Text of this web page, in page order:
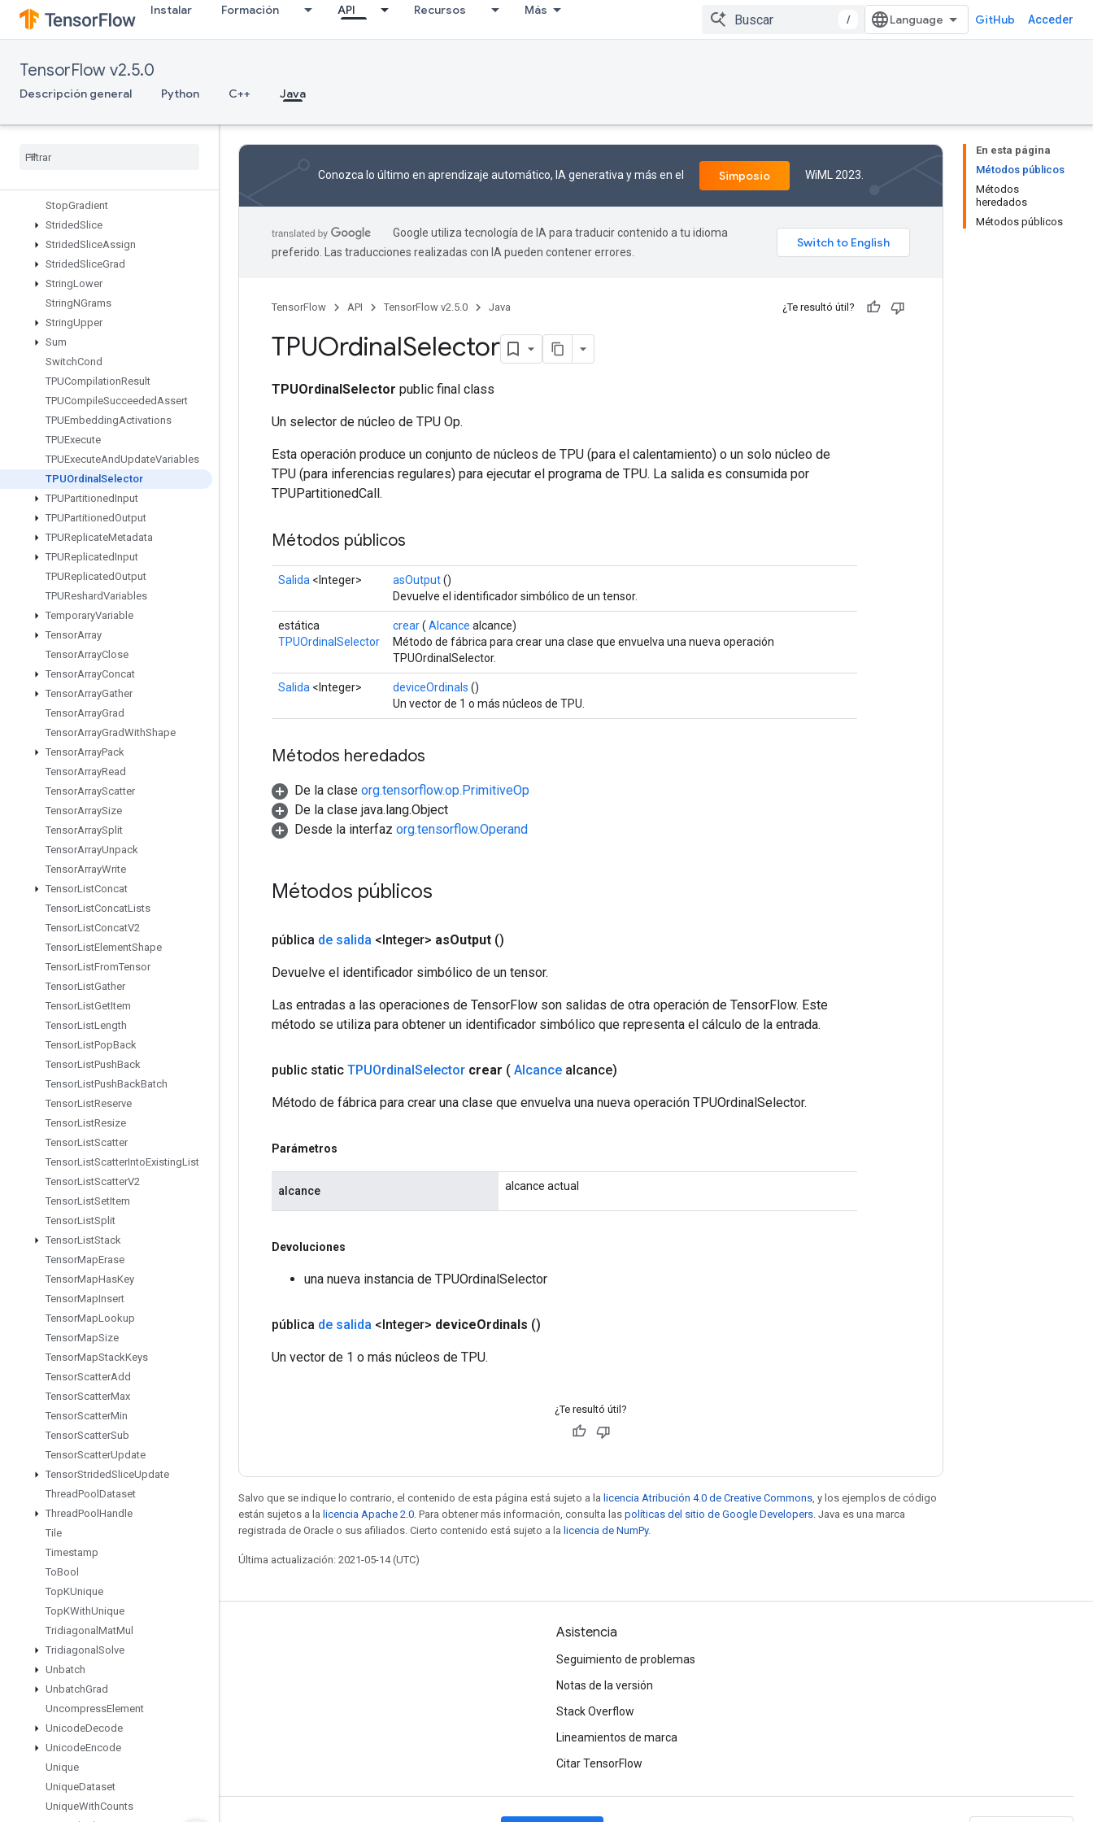
Instalar Formación API Recursos Más
/ GitHub Acceder
TensorFlow v2.5.0
Descripción general Python C++ Java
StatelessRandomUniformFullInt
StatelessRandomUniformFullIntV
2
StatelessRandomUniformIntV2
Stateless SampleDistorted
Stats
StopGradient
StridedSlice
StridedSliceAssign
StridedSliceGrad
StringLower
StringNGrams
StringUpper
Sum
SwitchCond
TPUCompilationResult
TPUCompileSucceededAssert
TPUEmbeddingActivations
TPUExecute
TPUExecuteAndUpdateVariables
TPUOrdinal Selector
TPUPartitionedInput
TPUPartitionedOutput
TPUReplicateMetadata
TPUReplicatedInput
TPUReplicatedOutput
TPUReshardVariables
TemporaryVariable
TensorArray
TensorArrayClose
TensorArrayConcat
TensorArrayGather
TensorArrayGrad
TensorArrayGradWithShape
TensorArrayPack
TensorArrayRead
TensorArrayScatter
TensorArraySize
TensorArraySplit
TensorArrayUnpack
TensorArrayWrite
TensorListConcat
TensorListConcatLists
TensorListConcatV2
TensorListElementShape
TensorListFromTensor
TensorListGather
TensorListGetItem
TensorListLength
TensorListPopBack
TensorListPushBack
TensorListPushBackBatch
TensorListReserve
TensorListResize
TensorListScatter
TensorListScatterIntoExistingList
TensorListScatterV2
TensorListSetItem
TensorListSplit
TensorListStack
TensorMapErase
TensorMapHasKey
TensorMapInsert
TensorMapLookup
TensorMapSize
TensorMapStackKeys
TensorScatterAdd
TensorScatterMax
TensorScatterMin
TensorScatterSub
TensorScatterUpdate
TensorStridedSliceUpdate
ThreadPool Dataset
ThreadPool Handle
Tile
Timestamp
ToBool
TopKUnique
TopKWithUnique
Tridiagonal MatMul
Tridiagonal Solve
Unbatch
UnbatchGrad
UncompressElement
UnicodeDecode
UnicodeEncode
Unique
UniqueDataset
UniqueWithCounts
En esta página
Métodos públicos
Métodos
heredados
Métodos públicos
Conozca lo último en aprendizaje automático, IA generativa y más en el Simposio WiML 2023.
Google utiliza tecnología de IA para traducir contenido a tu idioma
preferido. Las traducciones realizadas con IA pueden contener errores.
TensorFlow API TensorFlow v2.5.0 Java ¿Te resultó útil?
TPUOrdinalSelector
TPUOrdinalSelector public final class
Un selector de núcleo de TPU Op.
Esta operación produce un conjunto de núcleos de TPU (para el calentamiento) o un solo núcleo de
TPU (para inferencias regulares) para ejecutar el programa de TPU. La salida es consumida por
TPUPartitionedCall.
Métodos públicos
Salida <Integer> asOutput()
Devuelve el identificador simbólico de un tensor.
estática
TPUOrdinalSelector
crear( Alcance alcance)
Método de fábrica para crear una clase que envuelva una nueva operación
TPUOrdinalSelector.
Salida <Integer> deviceOrdinals ()
Un vector de 1 o más núcleos de TPU.
Métodos heredados
De la clase org.tensorflow.op.PrimitiveOp
De la clase java.lang.Object
Desde la interfaz org.tensorflow.Operand
Métodos públicos
pública de salida <Integer> asOutput ()
Devuelve el identificador simbólico de un tensor.
Las entradas a las operaciones de TensorFlow son salidas de otra operación de TensorFlow. Este
método se utiliza para obtener un identificador simbólico que representa el cálculo de la entrada.
public static TPUOrdinalSelector crear ( Alcance alcance)
Método de fábrica para crear una clase que envuelva una nueva operación TPUOrdinalSelector.
Parámetros
alcance alcance actual
Devoluciones
una nueva instancia de TPUOrdinalSelector
pública de salida <Integer> deviceOrdinals ()
Un vector de 1 o más núcleos de TPU.
¿Te resultó útil?
Salvo que se indique lo contrario, el contenido de esta página está sujeto a la licencia Atribución 4.0 de Creative Commons , y los ejemplos de código
están sujetos a la licencia Apache 2.0 . Para obtener más información, consulta las políticas del sitio de Google Developers . Java es una marca
registrada de Oracle o sus afiliados. Cierto contenido está sujeto a la licencia de NumPy.
Última actualización: 2021-05-14 (UTC)
Mantente conectado
Foro
GitHub
YouTube
Asistencia
Seguimiento de problemas
Notas de la versión
Stack Overflow
Lineamientos de marca
Citar TensorFlow